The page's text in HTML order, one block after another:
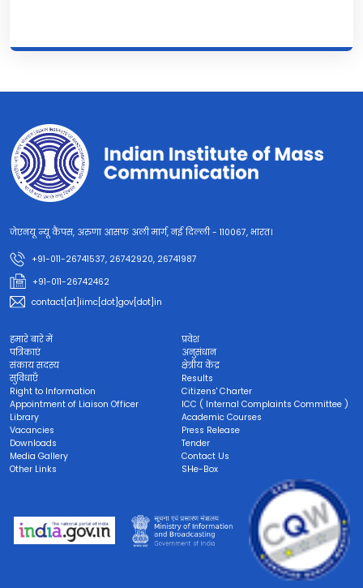
जेएनयू न्यू कैंपस, अरुणा आसफ अली मार्ग, नई दिल्ली - 110067, भारत।
+91-011-26741537, 26742920, 26741987
+91-011-26742462
contact[at]iimc[dot]gov[dot]in
हमारे बारे में
प्रवेश
पत्रिकाएं
अनुसंधान
संकाय सदस्य
क्षेत्रीय केंद्र
सुविधाएँ
Results
Right to Information
Citizens' Charter
Appointment of Liaison Officer
ICC ( Internal Complaints Committee )
Library
Academic Courses
Vacancies
Press Release
Downloads
Tender
Media Gallery
Contact Us
Other Links
SHe-Box